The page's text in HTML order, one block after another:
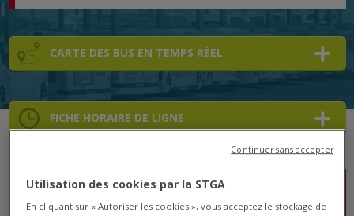
CARTE DES BUS EN TEMPS RÉEL
FICHE HORAIRE DE LIGNE
Lignes A/B/1/3/5/7/10/N1: Travaux Boulevard
Pasteur du 21 au 25 juillet
Utilisation des cookies par la STGA
En cliquant sur « Autoriser les cookies », vous acceptez le stockage de
Continuer sans accepter